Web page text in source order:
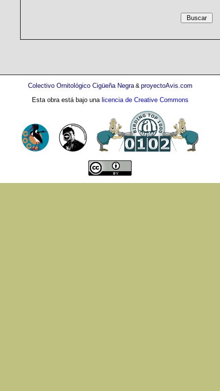
Colectivo Ornitológico Cigüeña Negra& proyectoAvis.com
Esta obra está bajo una licencia de Creative Commons